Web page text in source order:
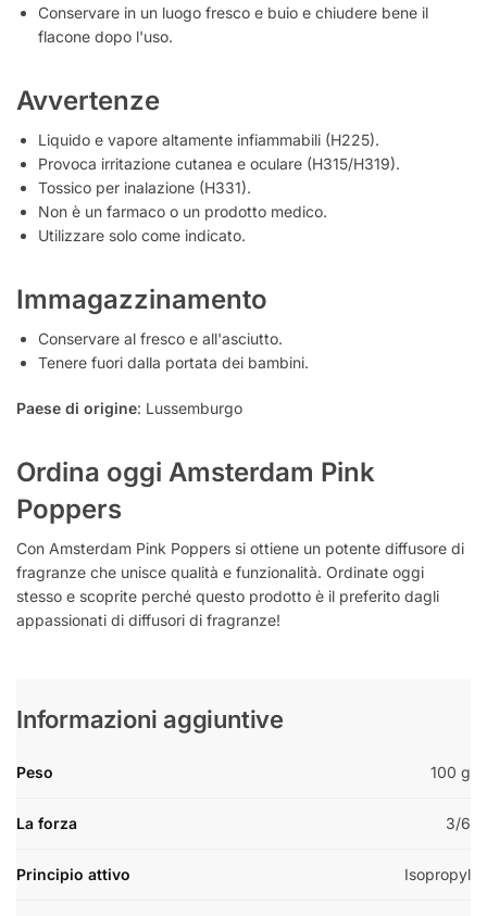
Conservare in un luogo fresco e buio e chiudere bene il
flacone dopo l'uso.
Avvertenze
Liquido e vapore altamente infiammabili (H225).
Provoca irritazione cutanea e oculare (H315/H319).
Tossico per inalazione (H331).
Non è un farmaco o un prodotto medico.
Utilizzare solo come indicato.
Immagazzinamento
Conservare al fresco e all'asciutto.
Tenere fuori dalla portata dei bambini.
Paese di origine: Lussemburgo
Ordina oggi Amsterdam Pink
Poppers
Con Amsterdam Pink Poppers si ottiene un potente diffusore di
fragranze che unisce qualità e funzionalità. Ordinate oggi
stesso e scoprite perché questo prodotto è il preferito dagli
appassionati di diffusori di fragranze!
Informazioni aggiuntive
Peso 100 g
La forza 3/6
Principio attivo Isopropyl